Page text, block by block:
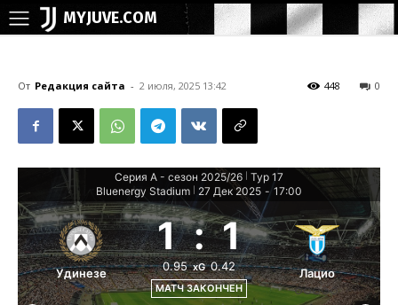
MYJUVE.COM
От Редакция сайта - 2 июля, 2025 13:42 0
448
Серия А - сезон 2025/26 Тур 17
Bluenergy Stadium 27 Дек 2025 - 17:00
Удинезе
1 : 1
0.95 xG 0.42
МАТЧ ЗАКОНЧЕН
Лацио